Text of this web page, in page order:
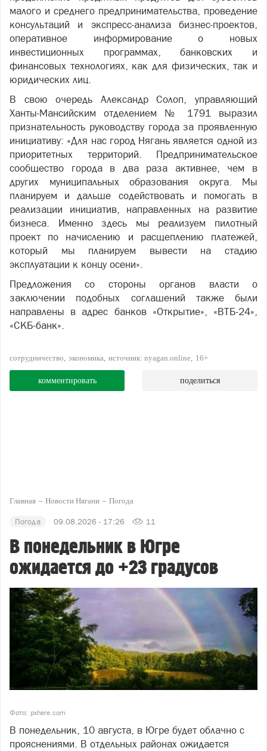
малого и среднего предпринимательства, проведение
консультаций и экспресс-анализа бизнес-проектов,
оперативное информирование о новых
инвестиционных программах, банковских и
финансовых технологиях, как для физических, так и
юридических лиц.
В свою очередь АлександрСолоп, управляющий
Ханты-Мансийским отделением № 1791 выразил
признательность руководству города за проявленную
инициативу: «Для нас город Нягань является одной из
приоритетных территорий. Предпринимательское
сообщество города в два раза активнее, чем в
других муниципальных образования округа. Мы
планируем и дальше содействовать и помогать в
реализации инициатив, направленных на развитие
бизнеса. Именно здесь мы реализуем пилотный
проект по начислению и расщеплению платежей,
который мы планируем вывести на стадию
эксплуатации к концу осени».
Предложения со стороны органов власти о
заключении подобных соглашений также были
направлены в адрес банков «Открытие», «ВТБ-24»,
«СКБ-банк».
сотрудничество экономика источник: nyagan.online 16+
комментировать поделиться
Главная Новости Нягани Погода
Погода 09.08.2026 - 17:26 11
В понедельник в Югре
ожидается до +23 градусов
Фото: pxhere.com
В понедельник, 10 августа, в Югре будет облачно с
прояснениями. В отдельных районах ожидается